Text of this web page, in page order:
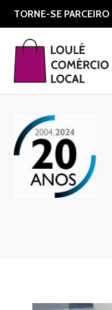
TORNE-SE PARCEIRO